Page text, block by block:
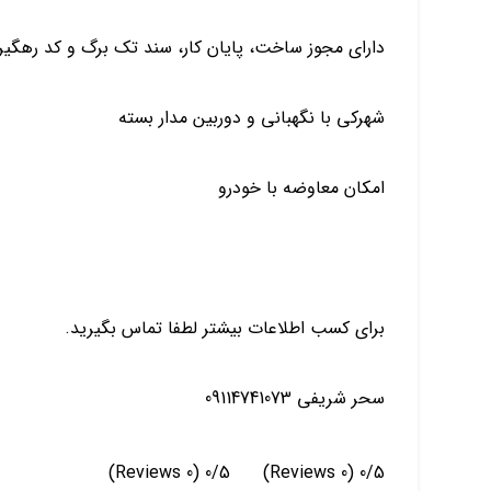
دارای مجوز ساخت، پایان کار، سند تک برگ و کد
شهرکی با نگهبانی و دوربین مدار بسته
امکان معاوضه با خودرو
برای کسب اطلاعات بیشتر لطفا تماس بگیرید.
سحر شریفی 09114741073
0/5
(0 Reviews)
0/5
(0 Reviews)